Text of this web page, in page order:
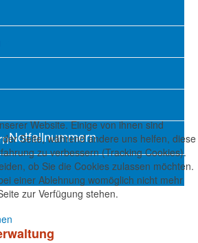
Notfallnummern
Website. Einige von ihnen sind
Seite, während andere uns helfen, diese
zu verbessern (Tracking Cookies).
ob Sie die Cookies zulassen möchten.
einer Ablehnung womöglich nicht mehr
zur Verfügung stehen.